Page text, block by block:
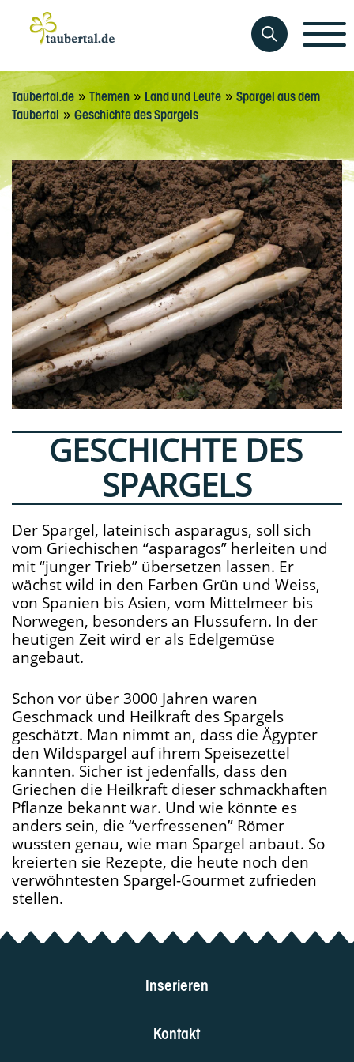
Taubertal.de »Themen » Land und Leute » Spargel aus dem
Taubertal » Geschichte des Spargels
GESCHICHTE DES
SPARGELS
Der Spargel, lateinisch asparagus, soll sich
vom Griechischen “asparagos” herleiten und
mit “junger Trieb” übersetzen lassen. Er
wächst wild in den Farben Grün und Weiss,
von Spanien bis Asien, vom Mittelmeer bis
Norwegen, besonders an Flussufern. In der
heutigen Zeit wird er als Edelgemüse
angebaut.
Schon vor über 3000 Jahren waren
Geschmack und Heilkraft des Spargels
geschätzt. Man nimmt an, dass die Ägypter
den Wildspargel auf ihrem Speisezettel
kannten. Sicher ist jedenfalls, dass den
Griechen die Heilkraft dieser schmackhaften
Pflanze bekannt war. Und wie könnte es
anders sein, die “verfressenen” Römer
wussten genau, wie man Spargel anbaut. So
kreierten sie Rezepte, die heute noch den
verwöhntesten Spargel-Gourmet zufrieden
stellen.
Inserieren
Kontakt